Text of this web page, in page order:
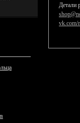
Детали
vk.com/